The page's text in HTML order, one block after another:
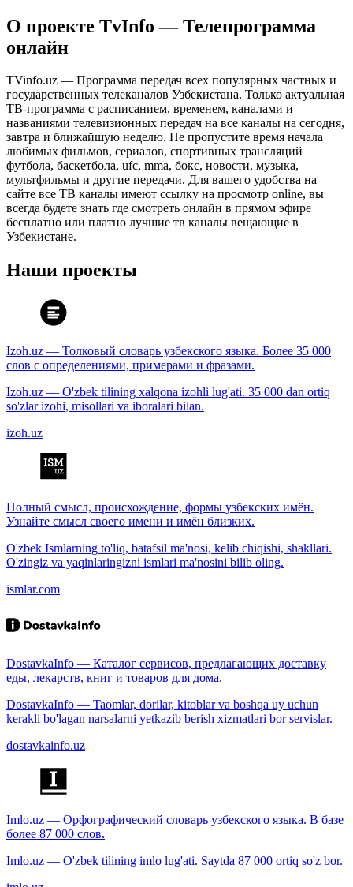
О проекте TvInfo — Телепрограмма
онлайн
TVinfo.uz — Программа передач всех популярных частных и
государственных телеканалов Узбекистана. Только актуальная
ТВ-программа с расписанием, временем, каналами и
названиями телевизионных передач на все каналы на сегодня,
завтра и ближайшую неделю. Не пропустите время начала
любимых фильмов, сериалов, спортивных трансляций
футбола, баскетбола, ufc, mma, бокс, новости, музыка,
мультфильмы и другие передачи. Для вашего удобства на
сайте все ТВ каналы имеют ссылку на просмотр online, вы
всегда будете знать где смотреть онлайн в прямом эфире
бесплатно или платно лучшие тв каналы вещающие в
Узбекистане.
Наши проекты
Izoh.uz — Толковый словарь узбекского языка. Более 35 000
слов с определениями, примерами и фразами.
Izoh.uz — O'zbek tilining xalqona izohli lug'ati. 35 000 dan ortiq
so'zlar izohi, misollari va iboralari bilan.
izoh.uz
Полный смысл, происхождение, формы узбекских имён.
Узнайте смысл своего имени и имён близких.
O'zbek Ismlarning to'liq, batafsil ma'nosi, kelib chiqishi, shakllari.
O'zingiz va yaqinlaringizni ismlari ma'nosini bilib oling.
ismlar.com
DostavkaInfo — Каталог сервисов, предлагающих доставку
еды, лекарств, книг и товаров для дома.
DostavkaInfo — Taomlar, dorilar, kitoblar va boshqa uy uchun
kerakli bo'lagan narsalarni yetkazib berish xizmatlari bor servislar.
dostavkainfo.uz
Imlo.uz — Орфографический словарь узбекского языка. В базе
более 87 000 слов.
Imlo.uz — O'zbek tilining imlo lug'ati. Saytda 87 000 ortiq so'z bor.